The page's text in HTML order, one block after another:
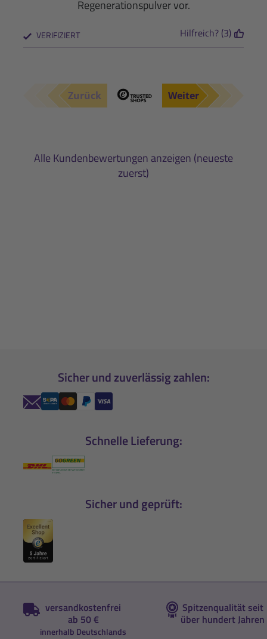
Regenerationspulver vor.
VERIFIZIERT Hilfreich? (3)
Zurück Weiter
Alle Kundenbewertungen anzeigen (neueste
zuerst)
Sicher und zuverlässig zahlen:
Schnelle Lieferung:
Sicher und geprüft:
versandkostenfrei
ab 50 €
innerhalb Deutschlands
Spitzenqualität seit
über hundert Jahren